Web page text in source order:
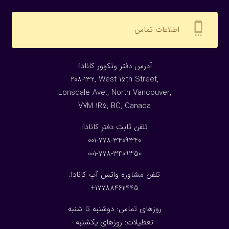
settings_cell اطلاعات تماس
:آدرس دفتر ونکوور کانادا
208-132, West 15th Street,
Lonsdale Ave., North Vancouver,
V7M 1R5, BC, Canada
:تلفن ثابت دفتر کانادا
001-778-3409340
001-778-3409350
تلفن مشاوره واتس آپ کانادا:
17788462445+
روزهای تماس: دوشنبه تا شنبه
تعطیلات: روزهای یکشنبه